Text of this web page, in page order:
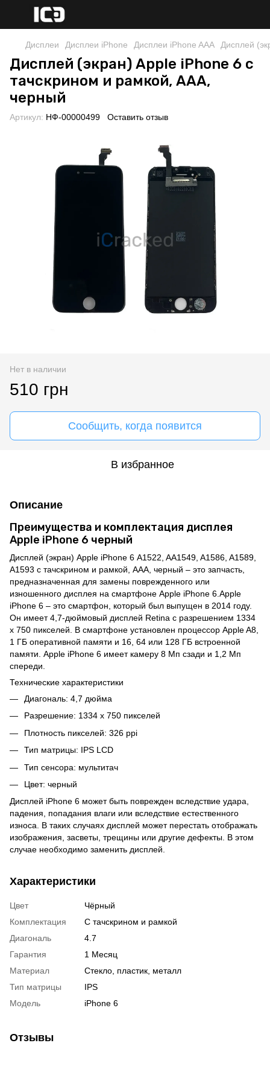
Дисплеи Дисплеи iPhone Дисплеи iPhone AAA Дисплей
Дисплей (экран) Apple iPhone 6 с
тачскрином и рамкой, AAA,
черный
Артикул: НФ-00000499 Оставить отзыв
Нет в наличии
510 грн
Сообщить, когда появится
В избранное
Описание
Преимущества и комплектация дисплея
Apple iPhone 6 черный
Дисплей (экран) Apple iPhone 6 A1522, AA1549, A1586, A1589,
A1593 с тачскрином и рамкой, AAA, черный – это запчасть,
предназначенная для замены поврежденного или
изношенного дисплея на смартфоне Apple iPhone 6.Apple
iPhone 6 – это смартфон, который был выпущен в 2014 году.
Он имеет 4,7-дюймовый дисплей Retina с разрешением 1334
x 750 пикселей. В смартфоне установлен процессор Apple A8,
1 ГБ оперативной памяти и 16, 64 или 128 ГБ встроенной
памяти. Apple iPhone 6 имеет камеру 8 Мп сзади и 1,2 Мп
спереди.
Технические характеристики
Диагональ: 4,7 дюйма
Разрешение: 1334 x 750 пикселей
Плотность пикселей: 326 ppi
Тип матрицы: IPS LCD
Тип сенсора: мультитач
Цвет: черный
Дисплей iPhone 6 может быть поврежден вследствие удара,
падения, попадания влаги или вследствие естественного
износа. В таких случаях дисплей может перестать отображать
изображения, засветы, трещины или другие дефекты. В этом
случае необходимо заменить дисплей.
Характеристики
Цвет
Чёрный
Комплектация
С тачскрином и рамкой
Диагональ
4.7
Гарантия
1 Месяц
Материал
Стекло, пластик, металл
Тип матрицы
IPS
Модель
iPhone 6
Отзывы